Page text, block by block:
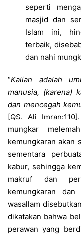
seperti
masjid dan
Islam ini,
terbaik,
dan nahi
“Kalian adalah
manusia, (karena)
dan mencegah
[QS. Ali
mungkar
kemungkaran akan
sementara
kabur, sehingga
makruf dan
kemungkaran
wasallam
dikatakan bahwa
perawan yang